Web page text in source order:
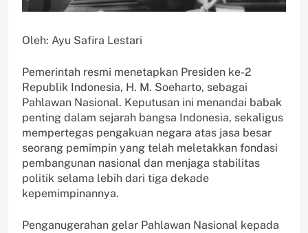
Oleh: Ayu Safira Lestari
Pemerintah resmi menetapkan Presiden ke-2
Republik Indonesia, H. M. Soeharto, sebagai
Pahlawan Nasional. Keputusan ini menandai babak
penting dalam sejarah bangsa Indonesia, sekaligus
mempertegas pengakuan negara atas jasa besar
seorang pemimpin yang telah meletakkan fondasi
pembangunan nasional dan menjaga stabilitas
politik selama lebih dari tiga dekade
kepemimpinannya.
Penganugerahan gelar Pahlawan Nasional kepada